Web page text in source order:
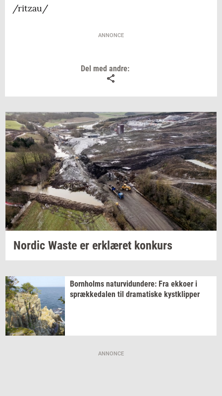
/ritzau/
ANNONCE
Del med andre:
Nor­dic Waste er er­klæ­ret kon­kurs
Born­holms na­tur­vi­dun­de­re: Fra ek­ko­er i
spræk­ke­da­len til dra­ma­ti­ske kyst­klip­per
ANNONCE